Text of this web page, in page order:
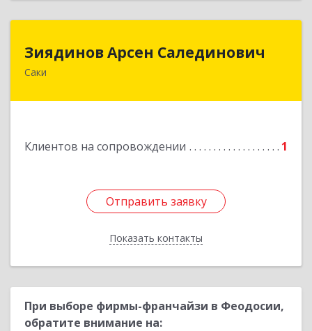
Зиядинов Арсен Салединович
Саки
Клиентов на сопровождении 1
Отправить заявку
Показать контакты
Отправить заявку
Назад
При выборе фирмы-франчайзи в Феодосии,
обратите внимание на: